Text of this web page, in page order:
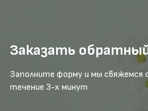
Заказать
Заполните форму и мы свяжемся
течение 3-х минут